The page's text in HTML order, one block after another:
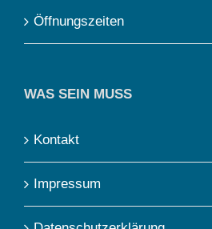
Öffnungszeiten
WAS SEIN MUSS
Kontakt
Impressum